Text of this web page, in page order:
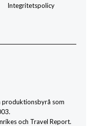
Integritetspolicy
produktionsbyrå som
och Travel Report.